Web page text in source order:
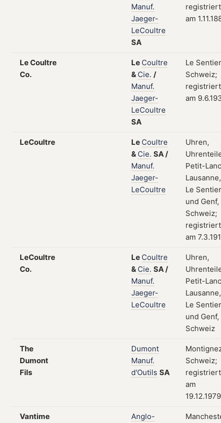
Manuf.
Jaeger-
LeCoultre
SA
registriert
am
Le Coultre
Co.
Le Coultre
& Cie. /
Manuf.
Jaeger-
LeCoultre
SA
Le
Schweiz;
registriert
am
LeCoultre Le Coultre
& Cie. SA/
Manuf.
Jaeger-
LeCoultre
Uhren,
Petit-
Lausanne,
Le Sentier
und Genf,
Schweiz;
registriert
am
LeCoultre
Co.
Le Coultre
& Cie. SA/
Manuf.
Jaeger-
LeCoultre
Uhren,
Petit-
Lausanne,
Le Sentier
und Genf,
Schweiz
The
Dumont
Fils
Dumont
Manuf.
d'Outils SA
Schweiz;
registriert
am
19.12.1979
Vantime
Anglo-